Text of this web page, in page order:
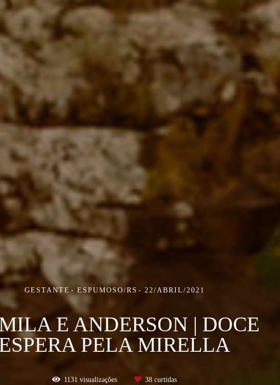
GESTANTE ESPUMOSO/RS 22/ABRIL/2021
E ANDERSON | DOCE
PELA MIRELLA
1131 visualizações 38 curtidas